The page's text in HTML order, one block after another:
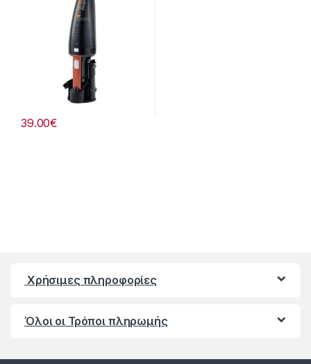
39.00€
Χρήσιμες πληροφορίες
Όλοι οι Τρόποι πληρωμής